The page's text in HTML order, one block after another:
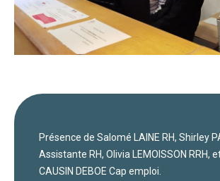
Présence de Salomé LAINE RH, Shirley
Assistante RH, Olivia LEMOISSON RRH,
CAUSIN DEBOE Cap emploi.